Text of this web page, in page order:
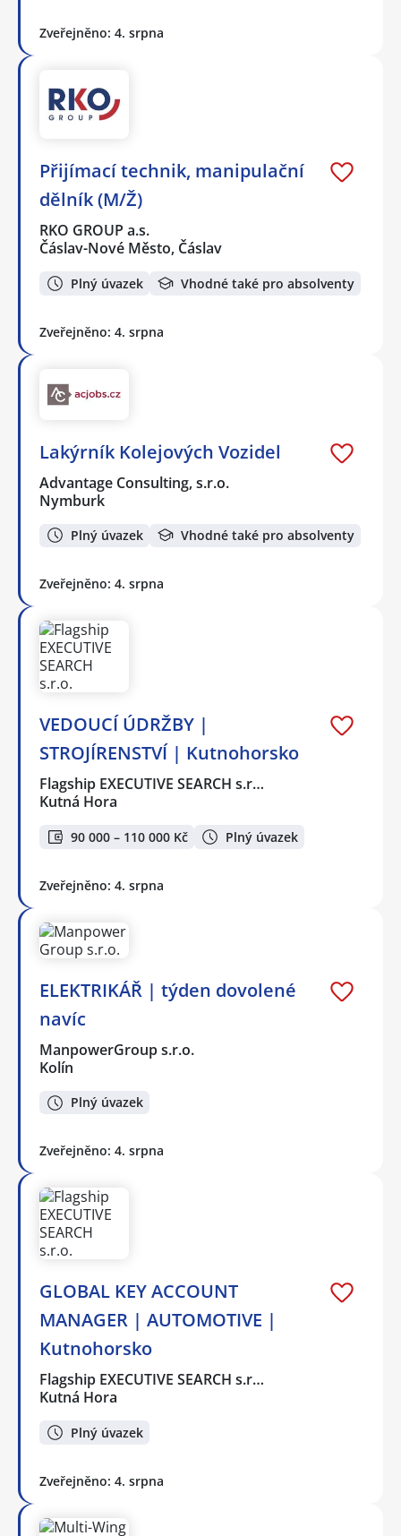
Zveřejněno: 4. srpna
Přijímací technik, manipulační
dělník (M/Ž)
RKO GROUP a.s.
Čáslav-Nové Město, Čáslav
Plný úvazek Vhodné také pro absolventy
Zveřejněno: 4. srpna
Lakýrník Kolejových Vozidel
Advantage Consulting, s.r.o.
Nymburk
Plný úvazek Vhodné také pro absolventy
Zveřejněno: 4. srpna
VEDOUCÍ ÚDRŽBY |
STROJÍRENSTVÍ | Kutnohorsko
Flagship EXECUTIVE SEARCH s.r…
Kutná Hora
90 000 – 110 000 Kč Plný úvazek
Zveřejněno: 4. srpna
ELEKTRIKÁŘ | týden dovolené
navíc
ManpowerGroup s.r.o.
Kolín
Plný úvazek
Zveřejněno: 4. srpna
GLOBAL KEY ACCOUNT
MANAGER | AUTOMOTIVE |
Kutnohorsko
Flagship EXECUTIVE SEARCH s.r…
Kutná Hora
Plný úvazek
Zveřejněno: 4. srpna